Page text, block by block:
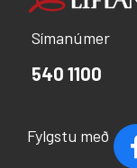
Símanúmer
540 1100
Fylgstu með